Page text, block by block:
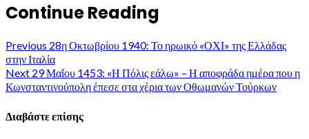
Continue Reading
Previous 28η Οκτωβρίου 1940: Το ηρωικό «ΟΧΙ» της Ελλάδας
στην Ιταλία
Next 29 Μαΐου 1453: «Η Πόλις εάλω» – Η αποφράδα ημέρα που η
Κωνσταντινούπολη έπεσε στα χέρια των Οθωμανών Τούρκων
Διαβάστε επίσης